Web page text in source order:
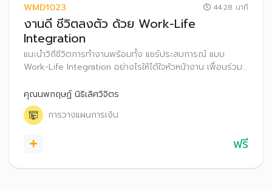
WMD1023 44:28 นาที
งานดี ชีวิตลงตัว ด้วย Work-Life
Integration
แนะนำวิถีชีวิตการทำงานพร้อมทั้ง แชร์ประสบการณ์ แบบ
Work-Life Integration อย่างไรให้ได้ใจหัวหน้างาน เพื่อนร่วม
บริหารการเงิน โดยนำแนวคิด Work-Life Integration มาใช้
บริหารจัดการด้านการเงินได้อย่างมั่นใจ
คุณนพกฤษฏ์ นิธิเลิศวิจิตร
การวางแผนการเงิน
ฟรี